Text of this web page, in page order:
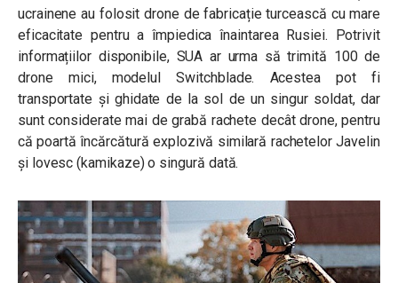
ucrainene au folosit drone de fabricație turcească cu mare
eficacitate pentru a împiedica înaintarea Rusiei. Potrivit
informațiilor disponibile, SUA ar urma să trimită 100 de
drone mici, modelul Switchblade. Acestea pot fi
transportate și ghidate de la sol de un singur soldat, dar
sunt considerate mai de grabă rachete decât drone, pentru
că poartă încărcătură explozivă similară rachetelor Javelin
și lovesc (kamikaze) o singură dată.